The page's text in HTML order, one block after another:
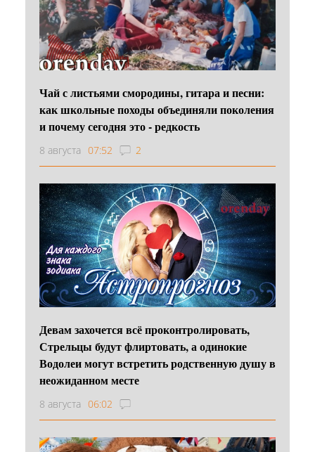
Чай с листьями смородины, гитара и песни:
как школьные походы объединяли поколения
и почему сегодня это - редкость
8 августа 07:52 2
Девам захочется всё проконтролировать,
Стрельцы будут флиртовать, а одинокие
Водолеи могут встретить родственную душу в
неожиданном месте
8 августа 06:02